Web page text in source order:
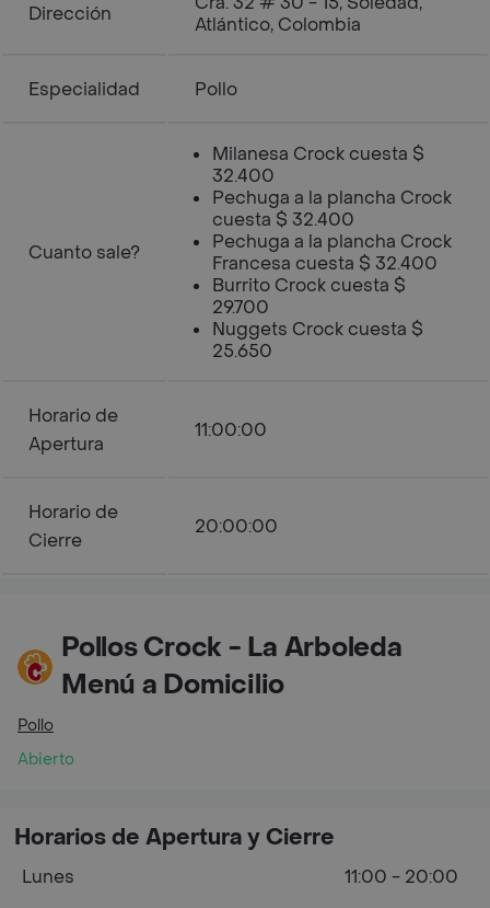
Dirección
Atlántico, Colombia
Especialidad Pollo
Cuanto sale?
Milanesa Crock cuesta $
32.400
Pechuga a la plancha Crock
cuesta $ 32.400
Pechuga a la plancha Crock
Francesa cuesta $ 32.400
Burrito Crock cuesta $
29.700
Nuggets Crock cuesta $
25.650
Horario de
Apertura
11:00:00
Horario de
Cierre
20:00:00
Pollos Crock - La Arboleda
Menú a Domicilio
Pollo
Abierto
Horarios de Apertura y Cierre
Lunes
11:00 - 20:00